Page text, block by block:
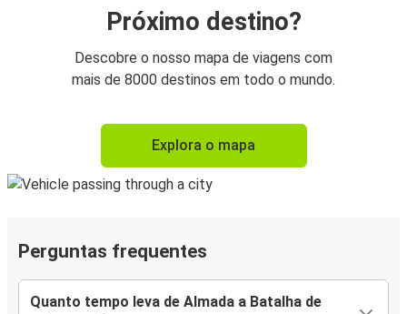
Próximo destino?
Descobre o nosso mapa de viagens com
mais de 8000 destinos em todo o mundo.
Explora o mapa
Perguntas frequentes
Quanto tempo leva de Almada a Batalha de